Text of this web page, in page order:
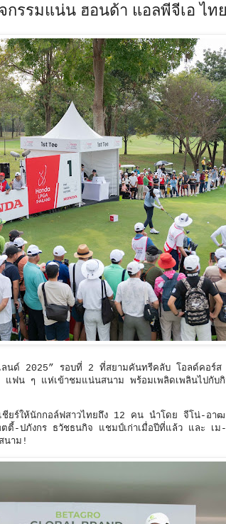
รรมแน่น ฮอนด้า แอลพีจีเอ ไท
ลนด์ 2025” รอบที่ 2 ที่สยามคันทรีคลับ โอลด์คอร์
แฟน ๆ แห่เข้าชมแน่นสนาม พร้อมเพลิดเพลินไปกับ
เชียร์ให้นักกอล์ฟสาวไทยถึง 12 คน นำโดย จีโน่-อ
ตี้-ปภังกร ธวัชธนกิจ แชมป์เก่าเมื่อปีที่แล้ว และ เ
สนาม!